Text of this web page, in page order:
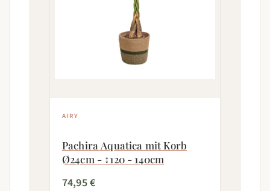
AIRY
Pachira Aquatica mit Korb
Ø24cm - ↕120 - 140cm
74,95 €